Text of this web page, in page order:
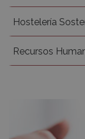
Hostelería
Recursos